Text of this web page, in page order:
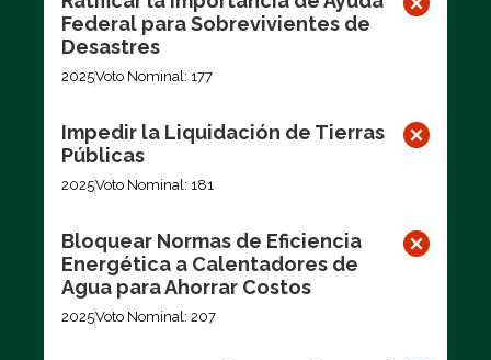
Federal para Sobrevivientes de
Desastres
2025Voto Nominal: 177
Impedir la Liquidación de Tierras
Públicas
2025Voto Nominal: 181
Bloquear Normas de Eficiencia
Energética a Calentadores de
Agua para Ahorrar Costos
2025Voto Nominal: 207